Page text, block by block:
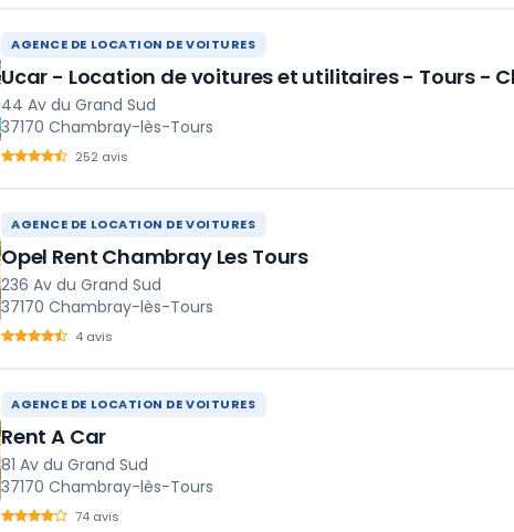
AGENCE DE LOCATION DE VOITURES
Ucar - Location de voitures et utilitaires - Tours -
44 Av du Grand Sud
37170 Chambray-lès-Tours
252 avis
AGENCE DE LOCATION DE VOITURES
Opel Rent Chambray Les Tours
236 Av du Grand Sud
37170 Chambray-lès-Tours
4 avis
AGENCE DE LOCATION DE VOITURES
Rent A Car
81 Av du Grand Sud
37170 Chambray-lès-Tours
74 avis